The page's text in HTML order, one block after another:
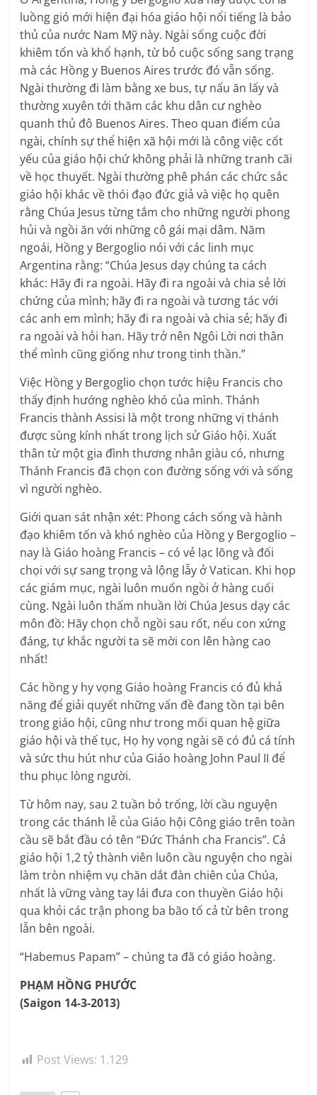
luồng gió mới hiện đại hóa giáo hội nổi tiếng là bảo
thủ của nước Nam Mỹ này. Ngài sống cuộc đời
khiêm tốn và khổ hạnh, từ bỏ cuộc sống sang trạng
mà các Hồng y Buenos Aires trước đó vẫn sống.
Ngài thường đi làm bằng xe bus, tự nấu ăn lấy và
thường xuyên tới thăm các khu dân cư nghèo
quanh thủ đô Buenos Aires. Theo quan điểm của
ngài, chính sự thể hiện xã hội mới là công việc cốt
yếu của giáo hội chứ không phải là những tranh cãi
về học thuyết. Ngài thường phê phán các chức sắc
giáo hội khác về thói đạo đức giả và việc họ quên
rằng Chúa Jesus từng tắm cho những người phong
hủi và ngồi ăn với những cô gái mại dâm. Năm
ngoái, Hồng y Bergoglio nói với các linh mục
Argentina rằng: “Chúa Jesus dạy chúng ta cách
khác: Hãy đi ra ngoài. Hãy đi ra ngoài và chia sẻ lời
chứng của mình; hãy đi ra ngoài và tương tác với
các anh em mình; hãy đi ra ngoài và chia sẻ; hãy đi
ra ngoài và hỏi han. Hãy trở nên Ngôi Lời nơi thân
thể mình cũng giống như trong tinh thần.”
Việc Hồng y Bergoglio chọn tước hiệu Francis cho
thấy định hướng nghèo khó của mình. Thánh
Francis thành Assisi là một trong những vị thánh
được sùng kính nhất trong lịch sử Giáo hội. Xuất
thân từ một gia đình thương nhân giàu có, nhưng
Thánh Francis đã chọn con đường sống với và sống
vì người nghèo.
Giới quan sát nhận xét: Phong cách sống và hành
đạo khiêm tốn và khó nghèo của Hồng y Bergoglio –
nay là Giáo hoàng Francis – có vẻ lạc lõng và đối
chọi với sự sang trọng và lộng lẫy ở Vatican. Khi họp
các giám mục, ngài luôn muốn ngồi ở hàng cuối
cùng. Ngài luôn thấm nhuần lời Chúa Jesus dạy các
môn đồ: Hãy chọn chỗ ngồi sau rốt, nếu con xứng
đáng, tự khắc người ta sẽ mời con lên hàng cao
nhất!
Các hồng y hy vọng Giáo hoàng Francis có đủ khả
năng để giải quyết những vấn đề đang tồn tại bên
trong giáo hội, cũng như trong mối quan hệ giữa
giáo hội và thế tục, Họ hy vọng ngài sẽ có đủ cá tính
và sức thu hút như của Giáo hoàng John Paul II để
thu phục lòng người.
Từ hôm nay, sau 2 tuần bỏ trống, lời cầu nguyện
trong các thánh lễ của Giáo hội Công giáo trên toàn
cầu sẽ bắt đầu có tên “Đức Thánh cha Francis”. Cả
giáo hội 1,2 tỷ thành viên luôn cầu nguyện cho ngài
làm tròn nhiệm vụ chăn dắt đàn chiên của Chúa,
nhất là vững vàng tay lái đưa con thuyền Giáo hội
qua khỏi các trận phong ba bão tố cả từ bên trong
lẫn bên ngoài.
“Habemus Papam” – chúng ta đã có giáo hoàng.
PHẠM HỒNG PHƯỚC
(Saigon 14-3-2013)
Post Views: 1.129